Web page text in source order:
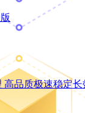
高品质极速稳定长